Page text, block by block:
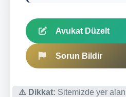
Avukat Düzelt
Sorun Bildir
⚠️ Dikkat: Sitemizde yer